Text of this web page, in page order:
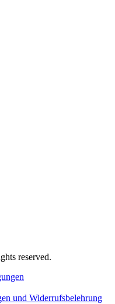
reserved.
und Widerrufsbelehrung